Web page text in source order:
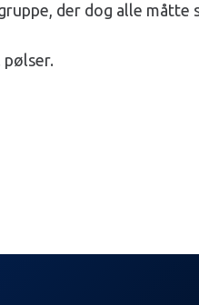
der dog alle måtte